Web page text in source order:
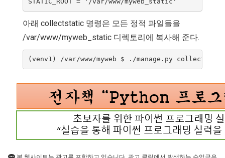
아래 collectstatic 명령은 모든 정적 파일들을
/var/www/myweb_static 디렉토리에 복사해 준다.